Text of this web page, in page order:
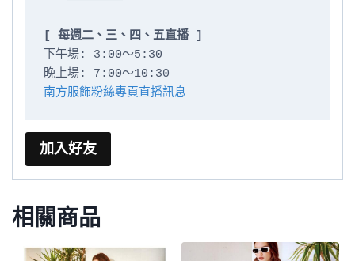
[ 每週二、三、四、五直播 ]
下午場: 3:00～5:30
南方服飾粉絲專頁直播訊息
加入好友
相關商品